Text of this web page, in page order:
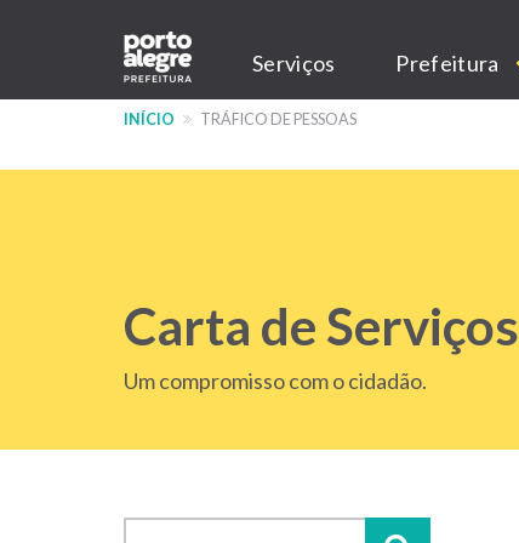
conteúdo
Main
navigation
Serviços Prefeitura
INÍCIO TRÁFICO DE PESSOAS
Carta de Serviços
Um compromisso com o cidadão.